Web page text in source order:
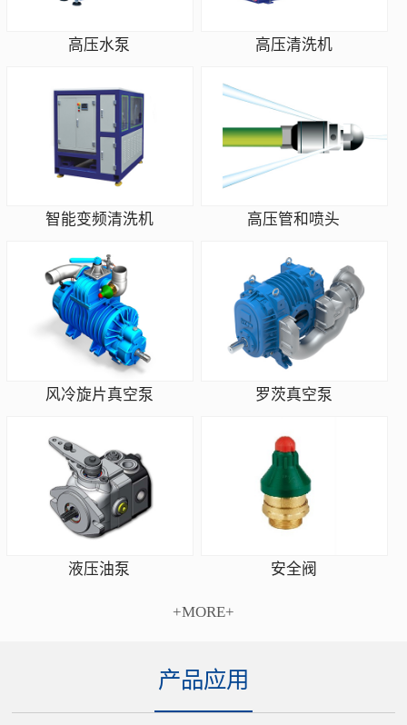
高压水泵 高压清洗机
智能变频清洗机 高压管和喷头
风冷旋片真空泵 罗茨真空泵
液压油泵 安全阀
+MORE+
产品应用